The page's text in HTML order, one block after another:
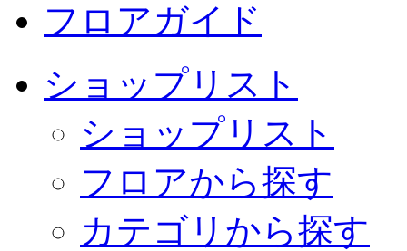
フロアガイド
ショップリスト
ショップリスト
フロアから探す
カテゴリから探す